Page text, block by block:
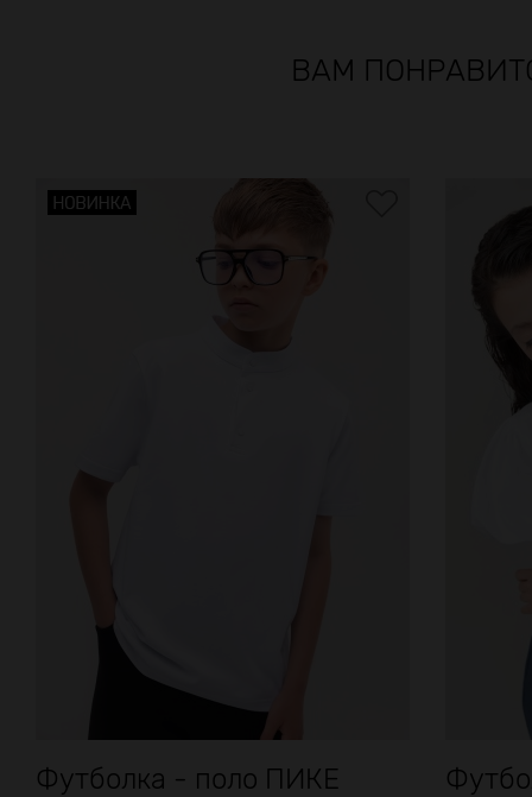
ВАМ
Футболка - поло ПИКЕ